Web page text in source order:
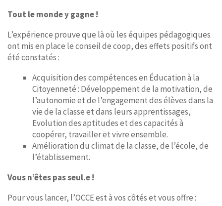
Tout le monde y gagne !
L’expérience prouve que là où les équipes pédagogiques
ont mis en place le conseil de coop, des effets positifs ont
été constatés :
Acquisition des compétences en Éducation à la
Citoyenneté : Développement de la motivation, de
l’autonomie et de l’engagement des élèves dans la
vie de la classe et dans leurs apprentissages,
Evolution des aptitudes et des capacités à
coopérer, travailler et vivre ensemble.
Amélioration du climat de la classe, de l’école, de
l’établissement.
Vous n’êtes pas seul.e !
Pour vous lancer, l’OCCE est à vos côtés et vous offre :